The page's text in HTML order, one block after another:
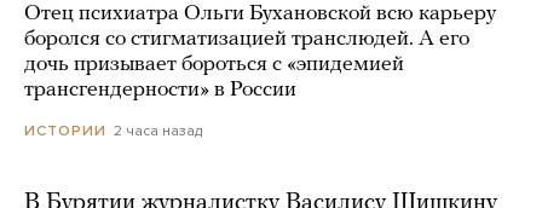
Отец психиатра Ольги Бухановской всю карьеру
боролся со стигматизацией транслюдей. А его
дочь призывает бороться с «эпидемией
трансгендерности» в России
ИСТОРИИ 2 часа назад
В Бурятии журналистку Василису Шишкину